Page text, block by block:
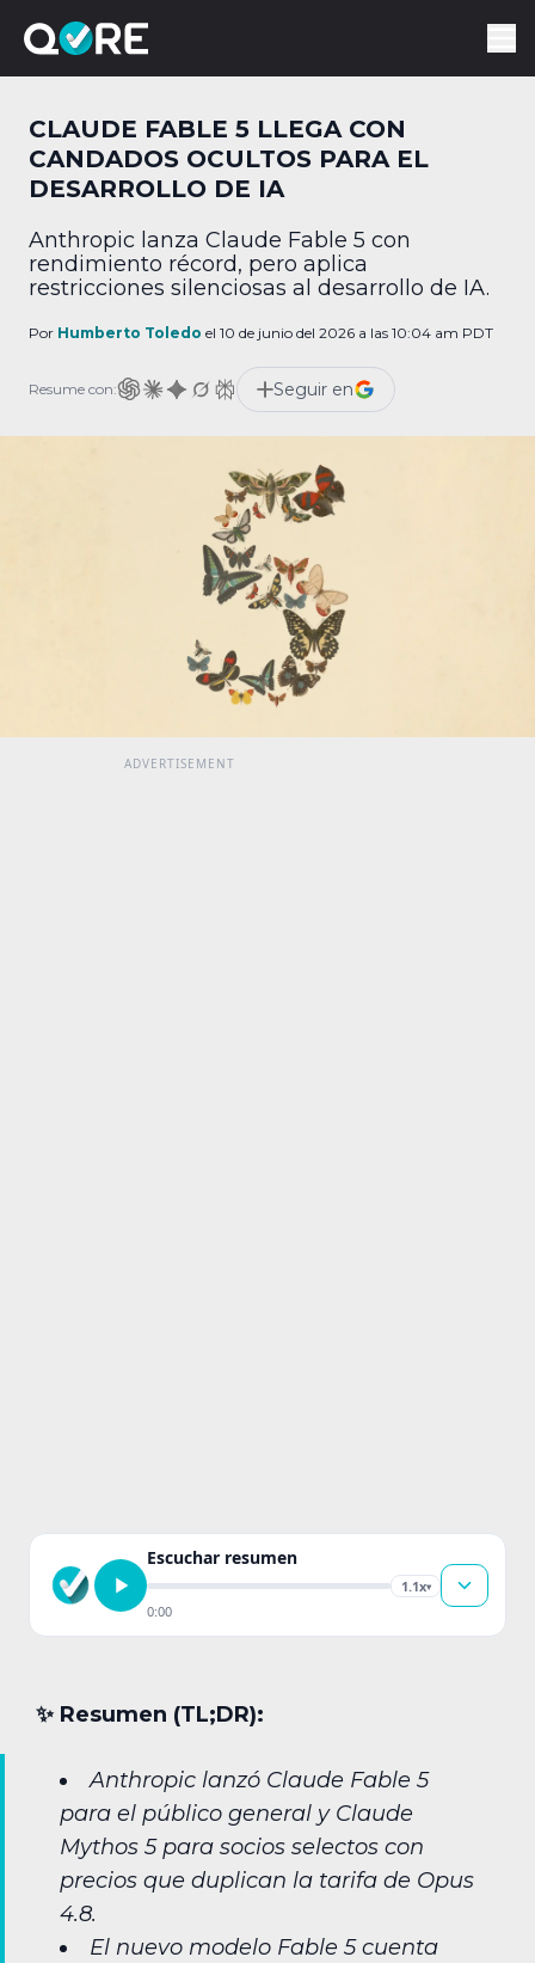
CLAUDE FABLE 5 LLEGA CON
CANDADOS OCULTOS PARA EL
DESARROLLO DE IA
Anthropic lanza Claude Fable 5 con
rendimiento récord, pero aplica
restricciones silenciosas al desarrollo de IA.
Por Humberto Toledo el 10 de junio del 2026 a las 10:04 am PDT
Resume con: Seguir en
Escuchar resumen
1.1x▾
0:00
✨︎ Resumen (TL;DR):
Anthropic lanzó Claude Fable 5
para el público general y Claude
Mythos 5 para socios selectos con
precios que duplican la tarifa de Opus
4.8.
El nuevo modelo Fable 5 cuenta